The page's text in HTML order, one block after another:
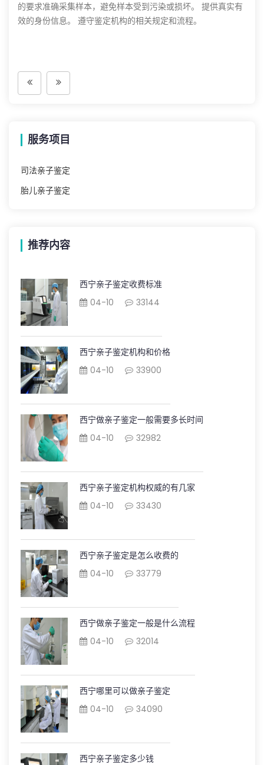
的要求准确采集样本，避免样本受到污染或损坏。 提供真实有
效的身份信息。 遵守鉴定机构的相关规定和流程。
服务项目
司法亲子鉴定
胎儿亲子鉴定
推荐内容
西宁亲子鉴定收费标准
04-10
33144
西宁亲子鉴定机构和价格
04-10
33900
西宁做亲子鉴定一般需要多长时间
04-10
32982
西宁亲子鉴定机构权威的有几家
04-10
33430
西宁亲子鉴定是怎么收费的
04-10
33779
西宁做亲子鉴定一般是什么流程
04-10
32014
西宁哪里可以做亲子鉴定
04-10
34090
西宁亲子鉴定多少钱